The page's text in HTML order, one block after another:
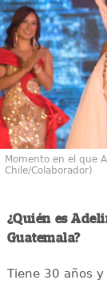
Momento en el que
Chile/Colaborador)
¿Quién es
Guatemala?
Tiene 30 años